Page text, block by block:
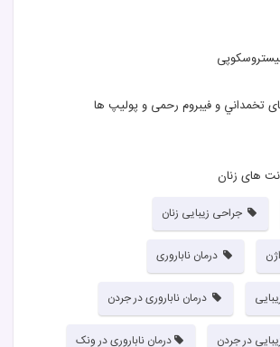
تخمداني و فيبروم رحمی و پوليپ ها
های زنان
جراحی زیبایی زنان
درمان ناباروری
درمان ناباروری در جردن
در جردن درمان ناباروری در ونک